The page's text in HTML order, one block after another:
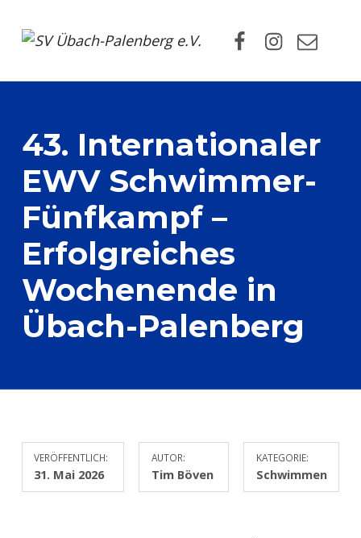
43. Internationaler
EWV Schwimmer-
Fünfkampf –
Erfolgreiches
Wochenende in
Übach-Palenberg
VERÖFFENTLICH:
31. Mai 2026
AUTOR:
Tim Böven
KATEGORIE:
Schwimmen